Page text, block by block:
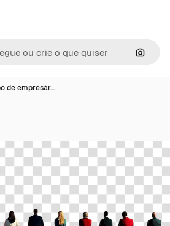
de empresár…